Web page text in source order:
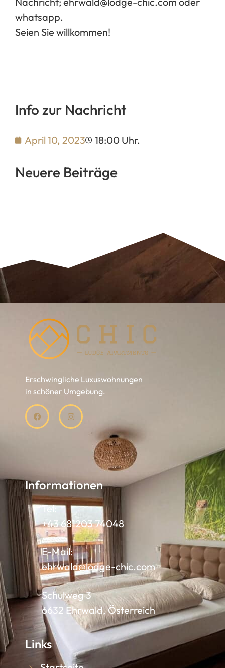
whatsapp.
Seien Sie willkommen!
Info zur Nachricht
April 10, 2023 18:00 Uhr.
Neuere Beiträge
Erschwingliche Luxuswohnungen
in schöner Umgebung.
Informationen
Tel:
+43 681203 74048
E-Mail:
ehrwald@lodge-chic.com
Schulweg 3
6632 Ehrwald, Österreich
Links